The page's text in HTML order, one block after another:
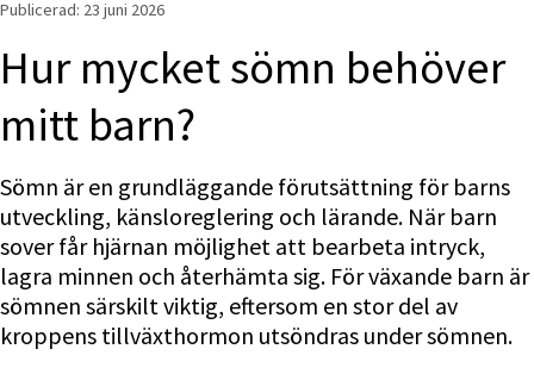
Publicerad: 23 juni 2026
Hur mycket sömn behöver
mitt barn?
Sömn är en grundläggande förutsättning för barns
utveckling, känsloreglering och lärande. När barn
sover får hjärnan möjlighet att bearbeta intryck,
lagra minnen och återhämta sig. För växande barn är
sömnen särskilt viktig, eftersom en stor del av
kroppens tillväxthormon utsöndras under sömnen.